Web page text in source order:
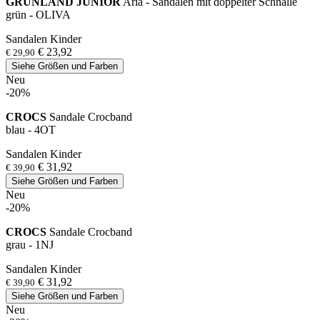
grün - OLIVA
Sandalen Kinder
€ 29,90 € 23,92
Siehe Größen und Farben
Neu
-20%
CROCS Sandale Crocband
blau - 4OT
Sandalen Kinder
€ 39,90 € 31,92
Siehe Größen und Farben
Neu
-20%
CROCS Sandale Crocband
grau - 1NJ
Sandalen Kinder
€ 39,90 € 31,92
Siehe Größen und Farben
Neu